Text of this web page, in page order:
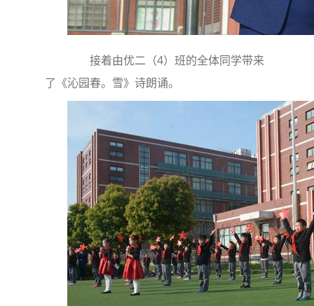
接着由优二（4）班的全体同学带来
了《沁园春。雪》诗朗诵。